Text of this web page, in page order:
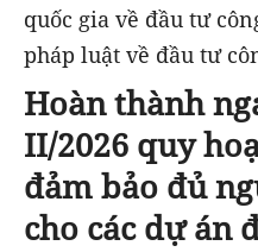
quốc gia về đầu tư
pháp luật về đầu tư
Hoàn thành
II/2026 quy
đảm bảo đủ
cho các dự án